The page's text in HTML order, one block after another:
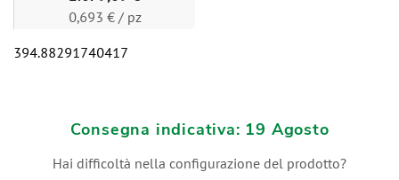
0,693 € / pz
394.88291740417
Consegna indicativa: 19 Agosto
Hai difficoltà nella configurazione del prodotto?